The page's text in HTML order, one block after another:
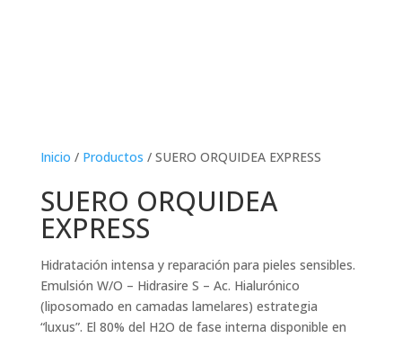
Inicio / Productos / SUERO ORQUIDEA EXPRESS
SUERO ORQUIDEA
EXPRESS
Hidratación intensa y reparación para pieles sensibles.
Emulsión W/O – Hidrasire S – Ac. Hialurónico
(liposomado en camadas lamelares) estrategia
“luxus”. El 80% del H2O de fase interna disponible en